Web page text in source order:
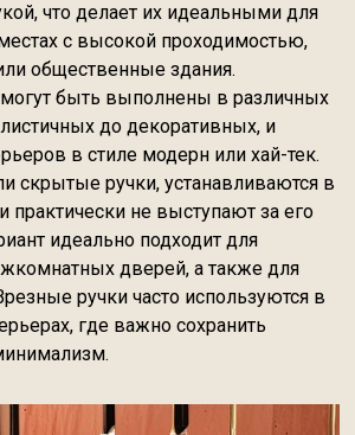
что делает их идеальными для
с высокой проходимостью,
общественные здания.
быть выполнены в различных
до декоративных, и
в стиле модерн или хай-тек.
скрытые ручки, устанавливаются в
практически не выступают за его
идеально подходит для
дверей, а также для
ручки часто используются в
где важно сохранить